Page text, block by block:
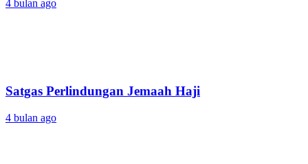
4 bulan ago
Satgas Perlindungan Jemaah Haji
4 bulan ago